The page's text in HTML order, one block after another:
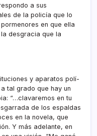
a sus
de la policí­a que lo
en que ella
desgracia que la
y aparatos polí­
tal grado que hay un
“…clavaremos en tu
de los espaldas
en la novela, que
Y más adelante, en